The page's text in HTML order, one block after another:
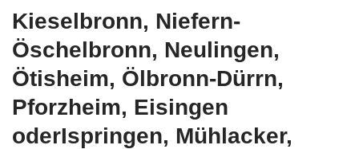
Kieselbronn, Niefern-
Öschelbronn, Neulingen,
Ötisheim, Ölbronn-Dürrn,
Pforzheim, Eisingen
oderIspringen, Mühlacker,